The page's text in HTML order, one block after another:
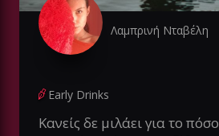
Λαμπρινή Νταβέλη
Early Drinks
Κανείς δε μιλάει για το